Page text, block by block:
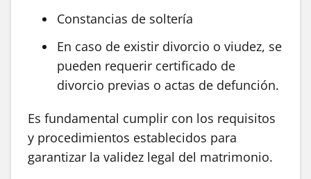
Constancias de soltería
En caso de existir divorcio o viudez, se
pueden requerir certificado de
divorcio previas o actas de defunción.
Es fundamental cumplir con los requisitos
y procedimientos establecidos para
garantizar la validez legal del matrimonio.